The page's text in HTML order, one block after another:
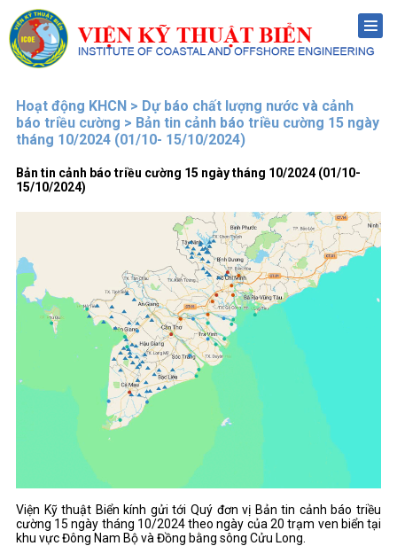
Menu
Hoạt động KHCN > Dự báo chất lượng nước và cảnh
báo triều cường > Bản tin cảnh báo triều cường 15 ngày
tháng 10/2024 (01/10- 15/10/2024)
Bản tin cảnh báo triều cường 15 ngày tháng 10/2024 (01/10-
15/10/2024)
Viện Kỹ thuật Biển kính gửi tới Quý đơn vị Bản tin cảnh báo triều
cường 15 ngày tháng 10/2024 theo ngày của 20 trạm ven biển tại
khu vực Đông Nam Bộ và Đồng bằng sông Cửu Long.